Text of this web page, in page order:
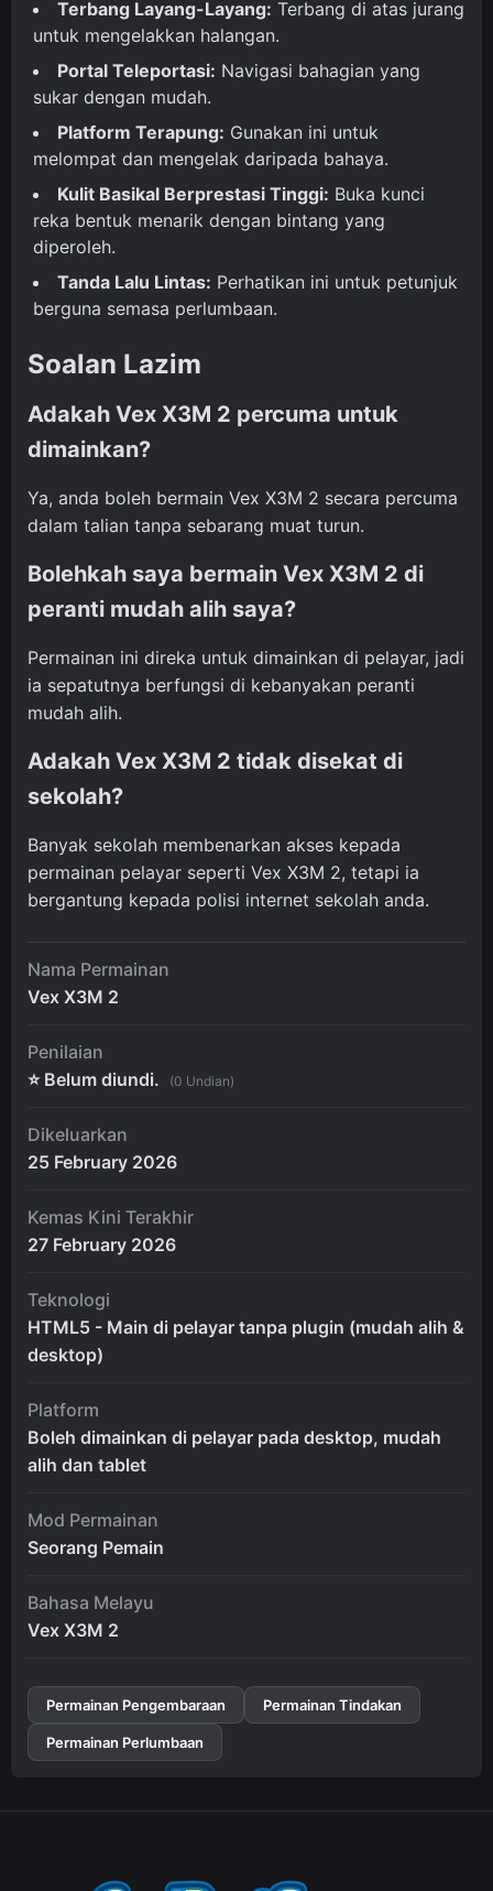
Terbang Layang-Layang: Terbang di atas jurang
untuk mengelakkan halangan.
Portal Teleportasi: Navigasi bahagian yang
sukar dengan mudah.
Platform Terapung: Gunakan ini untuk
melompat dan mengelak daripada bahaya.
Kulit Basikal Berprestasi Tinggi: Buka kunci
reka bentuk menarik dengan bintang yang
diperoleh.
Tanda Lalu Lintas: Perhatikan ini untuk petunjuk
berguna semasa perlumbaan.
Soalan Lazim
Adakah Vex X3M 2 percuma untuk
dimainkan?
Ya, anda boleh bermain Vex X3M 2 secara percuma
dalam talian tanpa sebarang muat turun.
Bolehkah saya bermain Vex X3M 2 di
peranti mudah alih saya?
Permainan ini direka untuk dimainkan di pelayar, jadi
ia sepatutnya berfungsi di kebanyakan peranti
mudah alih.
Adakah Vex X3M 2 tidak disekat di
sekolah?
Banyak sekolah membenarkan akses kepada
permainan pelayar seperti Vex X3M 2, tetapi ia
bergantung kepada polisi internet sekolah anda.
Nama Permainan
Vex X3M 2
Penilaian
⭐ Belum diundi.
(0 Undian)
Dikeluarkan
25 February 2026
Kemas Kini Terakhir
27 February 2026
Teknologi
HTML5 - Main di pelayar tanpa plugin (mudah alih &
desktop)
Platform
Boleh dimainkan di pelayar pada desktop, mudah
alih dan tablet
Mod Permainan
Seorang Pemain
Bahasa Melayu
Vex X3M 2
Permainan Pengembaraan Permainan Tindakan
Permainan Perlumbaan